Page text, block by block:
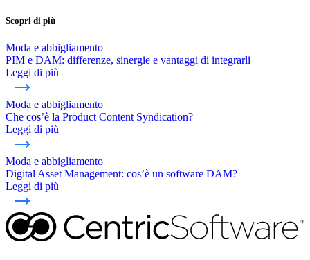
Scopri di più
Moda e abbigliamento
PIM e DAM: differenze, sinergie e vantaggi di integrarli
Leggi di più
Moda e abbigliamento
Che cos’è la Product Content Syndication?
Leggi di più
Moda e abbigliamento
Digital Asset Management: cos’è un software DAM?
Leggi di più